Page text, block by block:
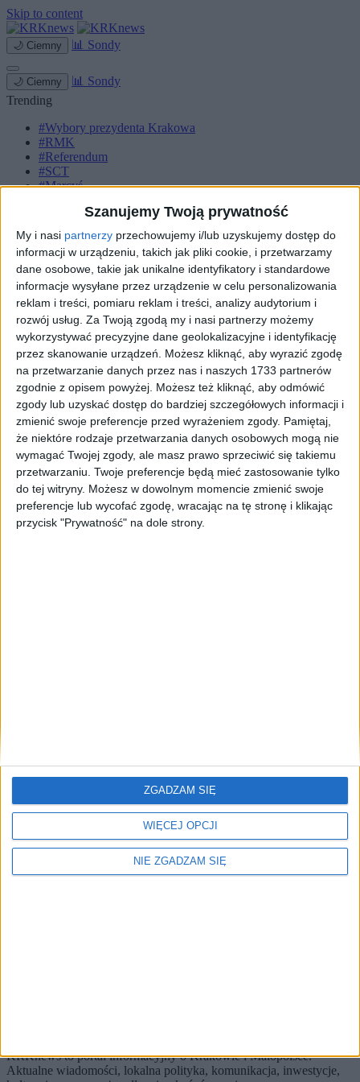
Szanujemy Twoją prywatność
My i nasi partnerzy przechowujemy i/lub uzyskujemy dostęp do
informacji w urządzeniu, takich jak pliki cookie, i przetwarzamy
dane osobowe, takie jak unikalne identyfikatory i standardowe
informacje wysyłane przez urządzenie w celu personalizowania
reklam i treści, pomiaru reklam i treści, analizy audytorium i
rozwój usług. Za Twoją zgodą my i nasi partnerzy możemy
wykorzystywać precyzyjne dane geolokalizacyjne i identyfikację
przez skanowanie urządzeń. Możesz kliknąć, aby wyrazić zgodę
na przetwarzanie danych przez nas i naszych 1733 partnerów
zgodnie z opisem powyżej. Możesz też kliknąć, aby odmówić
zgody lub uzyskać dostęp do bardziej szczegółowych informacji i
zmienić swoje preferencje przed wyrażeniem zgody. Pamiętaj,
że niektóre rodzaje przetwarzania danych osobowych mogą nie
wymagać Twojej zgody, ale masz prawo sprzeciwić się takiemu
przetwarzaniu. Twoje preferencje będą mieć zastosowanie tylko
do tej witryny. Możesz w dowolnym momencie zmienić swoje
preferencje lub wycofać zgodę, wracając na tę stronę i klikając
przycisk "Prywatność" na dole strony.
WIĘCEJ OPCJI
NIE ZGADZAM SIĘ
ZGADZAM SIĘ
Skip to content
🌙 Ciemny 📊 Sondy
🌙 Ciemny 📊 Sondy
Trending
#Wybory prezydenta Krakowa
#RMK
#Referendum
#SCT
#Marcyś
Strona główna
Komunikacja
Zieleń
Inwestycje
Biznes
Sport
Kultura
Małopolska
Kryminalne
Tag #Kraków. JRG nr 2
#Kraków. JRG nr 2
artykułówMiasto Na piechotę
Sortuj:
Kategoria:
TOPMiasto · 30 sie 2024
1)
Mężczyzna utknął w kanale burzowo-kanalizacyjnym na ulicy
Kalwaryjskiej (ZDJĘCIA)
KRKnews to portal informacyjny o Krakowie i Małopolsce.
Aktualne wiadomości, lokalna polityka, komunikacja, inwestycje,